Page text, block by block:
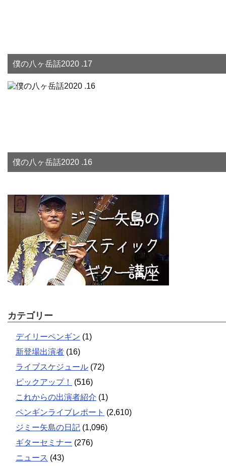
僕の八ヶ岳話2020 .17
僕の八ヶ岳話2020 .16
カテゴリー
デイリーペンギン (1)
新登場出演者 (16)
ライブスケジュール (72)
ピックアップ！
(516)
これからの出演者紹介 (1)
ペンギンライブレポート (2,610)
ジミー矢島の日記 (1,096)
ギターセミナー (276)
ニュース (43)